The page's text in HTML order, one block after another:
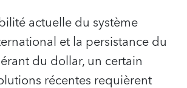
actuelle du système
et la persistance du
du dollar, un certain
récentes requièrent